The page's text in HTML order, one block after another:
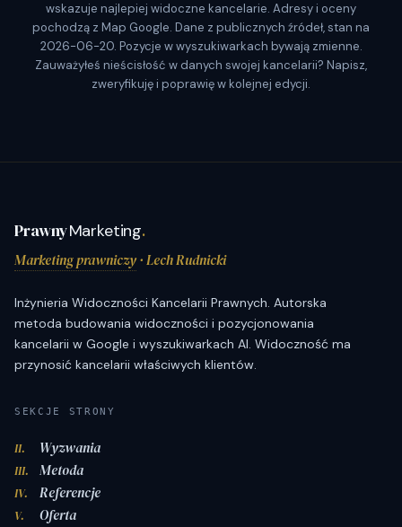
wskazuje najlepiej widoczne kancelarie. Adresy i oceny
pochodzą z Map Google. Dane z publicznych źródeł, stan na
2026-06-20. Pozycje w wyszukiwarkach bywają zmienne.
Zauważyłeś nieścisłość w danych swojej kancelarii? Napisz,
zweryfikuję i poprawię w kolejnej edycji.
PrawnyMarketing.
Marketing prawniczy· Lech Rudnicki
Inżynieria Widoczności Kancelarii Prawnych. Autorska
metoda budowania widoczności i pozycjonowania
kancelarii w Google i wyszukiwarkach AI. Widoczność ma
przynosić kancelarii właściwych klientów.
SEKCJE STRONY
II. Wyzwania
III. Metoda
IV. Referencje
V. Oferta